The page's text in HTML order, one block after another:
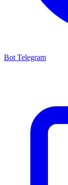
Bot Telegram